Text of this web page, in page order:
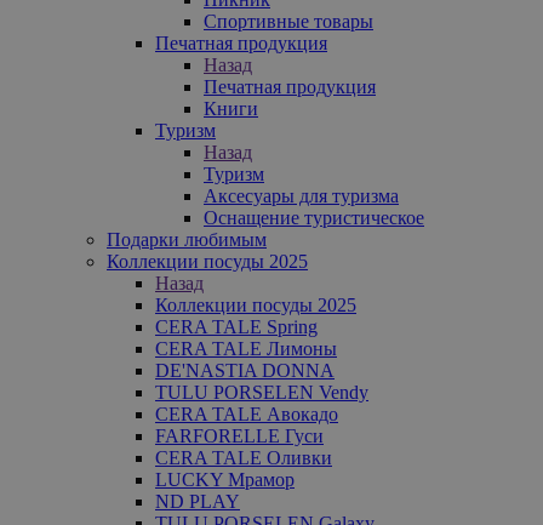
Спортивные товары
Печатная продукция
Назад
Печатная продукция
Книги
Туризм
Назад
Туризм
Аксесуары для туризма
Оснащение туристическое
Подарки любимым
Коллекции посуды 2025
Назад
Коллекции посуды 2025
CERA TALE Spring
CERA TALE Лимоны
DE'NASTIA DONNA
TULU PORSELEN Vendy
CERA TALE Авокадо
FARFORELLE Гуси
CERA TALE Оливки
LUCKY Мрамор
ND PLAY